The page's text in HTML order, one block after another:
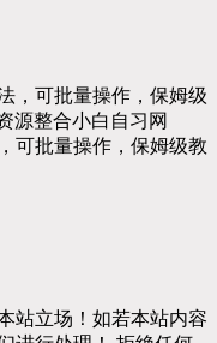
可批量操作，保姆级教
站立场！如若本站内容